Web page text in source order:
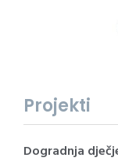
Projekti
Dogradnja